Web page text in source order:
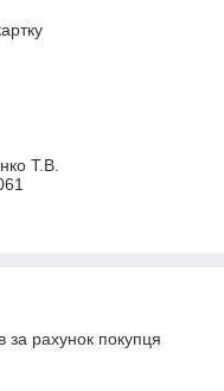
Т.В.
за рахунок покупця